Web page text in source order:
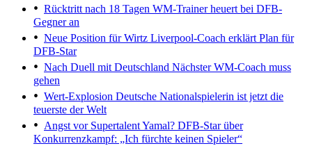
Rücktritt nach 18 Tagen WM-Trainer heuert bei DFB-
Gegner an
Neue Position für Wirtz Liverpool-Coach erklärt Plan für
DFB-Star
Nach Duell mit Deutschland Nächster WM-Coach muss
gehen
Wert-Explosion Deutsche Nationalspielerin ist jetzt die
teuerste der Welt
Angst vor Supertalent Yamal? DFB-Star über
Konkurrenzkampf: „Ich fürchte keinen Spieler“